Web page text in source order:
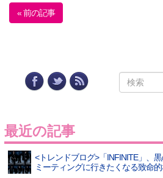
« 前の記事
最近の記事
<トレンドブログ>「INFINITE」、
ミーティングに行きたくなる致命